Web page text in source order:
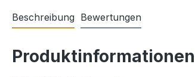
Beschreibung Bewertungen